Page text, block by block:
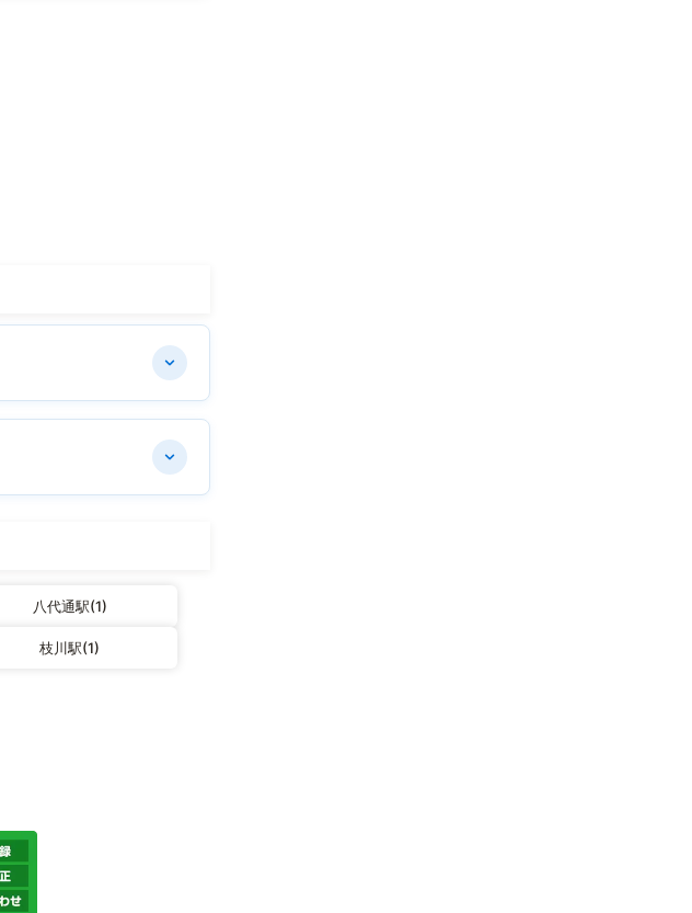
八代通駅(1)
枝川駅(1)